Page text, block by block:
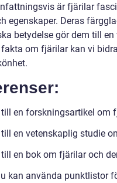
är fjärilar
egenskaper. Deras
betydelse gör dem till
om fjärilar kan vi
en forskningsartikel om
en vetenskaplig studie
en bok om fjärilar och
kan använda punktlistor